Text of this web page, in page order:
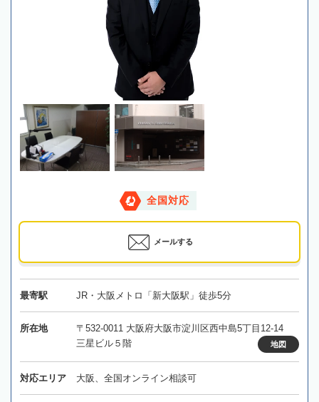
全国対応
メールする
最寄駅 JR・大阪メトロ「新大阪駅」徒歩5分
所在地
〒532-0011 大阪府大阪市淀川区西中島5丁目12-14
三星ビル５階
地図
対応エリア 大阪、全国オンライン相談可